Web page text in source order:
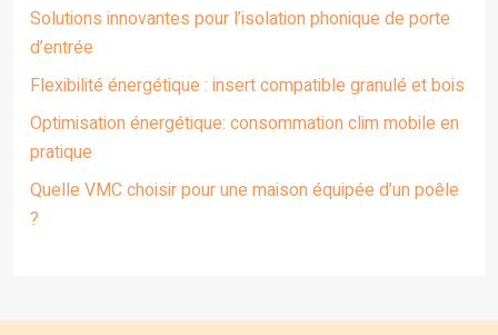
Solutions innovantes pour l’isolation phonique de porte
d’entrée
Flexibilité énergétique : insert compatible granulé et bois
Optimisation énergétique: consommation clim mobile en
pratique
Quelle VMC choisir pour une maison équipée d’un poêle
?